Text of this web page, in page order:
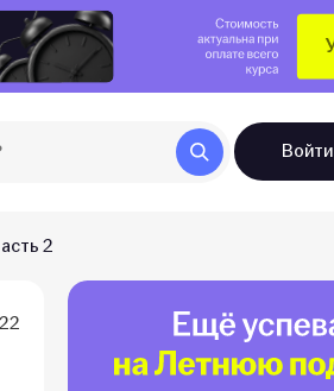
Войти
2